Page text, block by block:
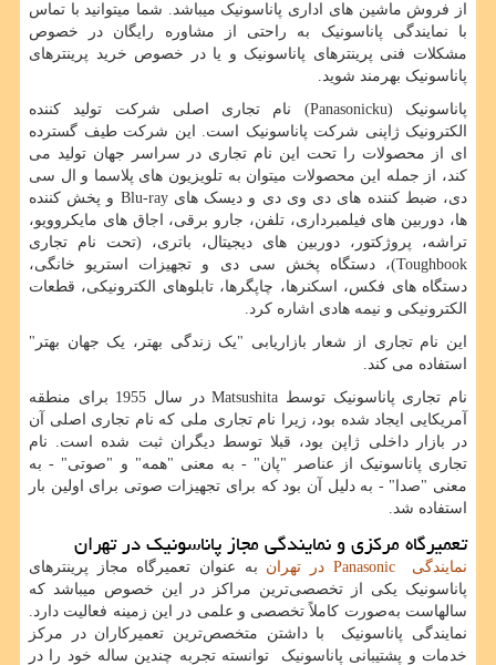
از فروش ماشین های اداری پاناسونیک میباشد. شما میتوانید با تماس
با نمایندگی پاناسونیک به راحتی از مشاوره رایگان در خصوص
مشکلات فنی پرینترهای پاناسونیک و یا در خصوص خرید پرینترهای
پاناسونیک بهرمند شوید.
پاناسونیک (Panasonicku) نام تجاری اصلی شرکت تولید کننده
الکترونیک ژاپنی شرکت پاناسونیک است. این شرکت طیف گسترده
ای از محصولات را تحت این نام تجاری در سراسر جهان تولید می
کند، از جمله این محصولات میتوان به تلویزیون های پلاسما و ال سی
دی، ضبط کننده های دی وی دی و دیسک هایBlu-ray و پخش کننده
ها، دوربین های فیلمبرداری، تلفن، جارو برقی، اجاق های مایکروویو،
تراشه، پروژکتور، دوربین های دیجیتال، باتری، (تحت نام تجاری
Toughbook)، دستگاه پخش سی دی و تجهیزات استریو خانگی،
دستگاه های فکس، اسکنرها، چاپگرها، تابلوهای الکترونیکی، قطعات
الکترونیکی و نیمه هادی اشاره کرد.
این نام تجاری از شعار بازاریابی "یک زندگی بهتر، یک جهان بهتر"
استفاده می کند.
نام تجاری پاناسونیک توسط Matsushita
در سال 1955 برای منطقه
آمریکایی ایجاد شده بود، زیرا نام تجاری ملی که نام تجاری اصلی آن
در بازار داخلی ژاپن بود، قبلا توسط دیگران ثبت شده است. نام
تجاری پاناسونیک از عناصر "پان" - به معنی "همه" و "صوتی" - به
معنی "صدا" - به دلیل آن بود که برای تجهیزات صوتی برای اولین بار
استفاده شد.
تعمیرگاه مرکزی و نمایندگی مجاز پاناسونیک در تهران
نمایندگیPanasonic در تهران به عنوان تعمیرگاه مجاز پرینترهای
پاناسونیک یکی از تخصصی‌ترین مراکز در این خصوص میباشد که
سالهاست به‌صورت کاملاً تخصصی و علمی در این زمینه فعالیت دارد.
نمایندگی پاناسونیک با داشتن متخصص‌ترین تعمیرکاران در مرکز
خدمات و پشتیبانی پاناسونیک توانسته‌ تجربه چندین ساله خود را در